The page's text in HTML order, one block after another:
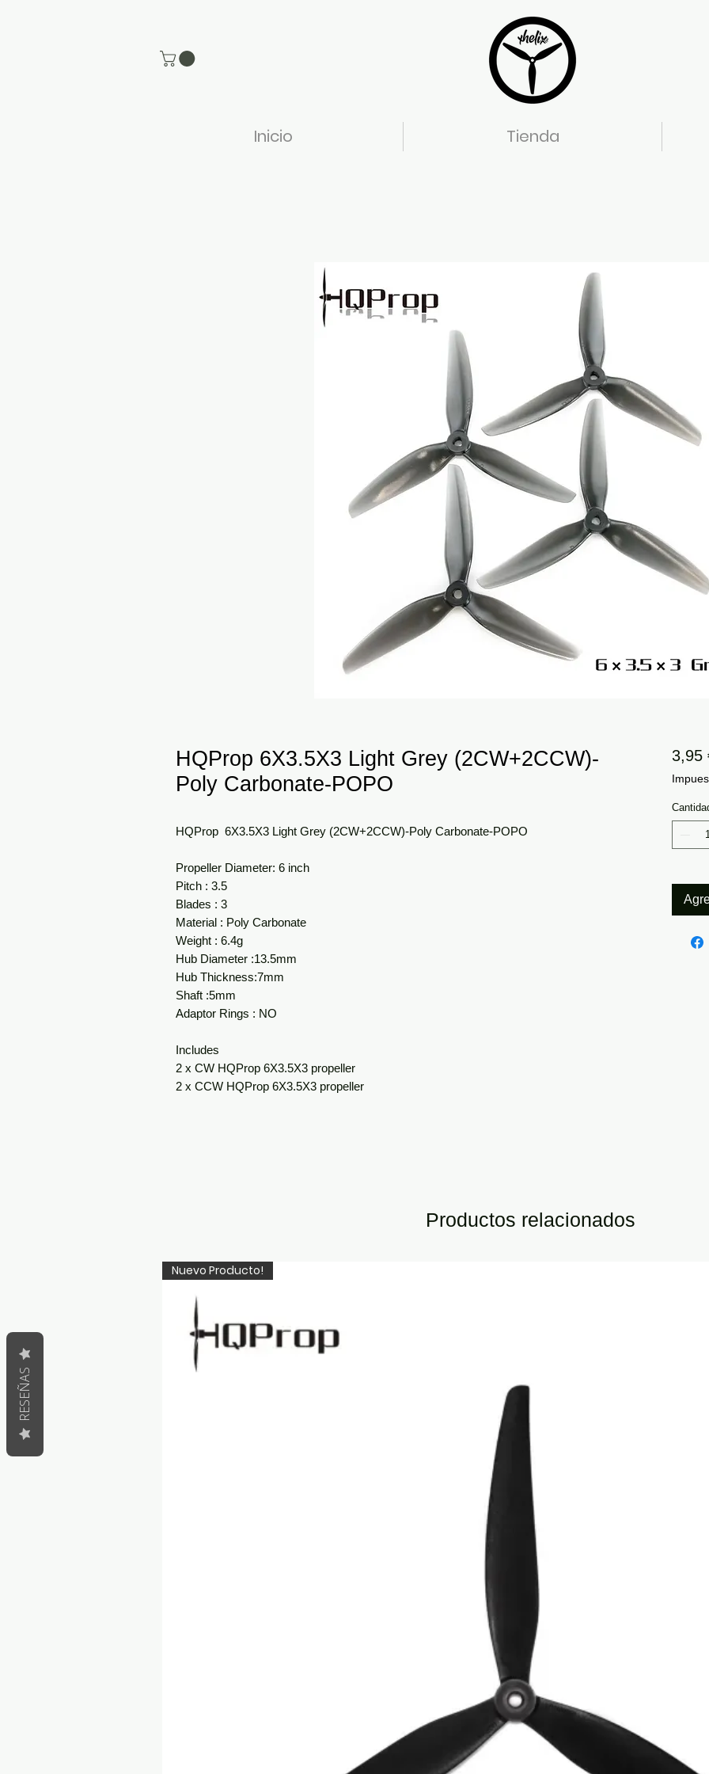
Inicio Tienda
HQProp 6X3.5X3 Light Grey (2CW+2CCW)-
Poly Carbonate-POPO
HQProp 6X3.5X3 Light Grey (2CW+2CCW)-Poly Carbonate-POPO
Propeller Diameter: 6 inch
Pitch : 3.5
Blades : 3
Material : Poly Carbonate
Weight : 6.4g
Hub Diameter :13.5mm
Hub Thickness:7mm
Shaft :5mm
Adaptor Rings : NO
Includes
2 x CW HQProp 6X3.5X3 propeller
2 x CCW HQProp 6X3.5X3 propeller
3,95
Productos relacionados
Nuevo Producto!
RESEÑAS